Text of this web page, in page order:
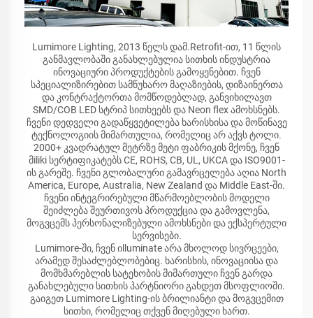
Lumimore Lighting, 2013 წელს დამ.Retrofit-ით, 11 წლის
განმავლობაში განახლებულია სითხის ინდუსტრია
ინოვაციური პროდუქტების გამოყენებით. ჩვენ
სპეციალიზირებით სამწუხარო მაღაზიების, დიზაინერთა
და კონტრაქტორთა მომწოდებლად, განვიხილავთ
SMD/COB LED სტრიპ სითხეებს და Neon flex ამოხსნებს.
ჩვენი დედველი გადაწყვეტილება ხარისხისა და მოწინავე
ტექნოლოგიის მიმართულია, რომელიც არ აქვს ტოლი.
2000+ კვადრატულ მეტრზე მეტი ფაბრიკის მქონე, ჩვენ
მiliki სერტიფიკატებს CE, ROHS, CB, UL, UKCA და ISO9001-
ის გარეშე. ჩვენი გლობალური გამავრცელება აღია North
America, Europe, Australia, New Zealand და Middle East-ში.
ჩვენი ინტეგრირებული მწარმოებლობის მოდელი
შეიძლება შეურთივოს პროდუქცია და გამოვლენა,
მოგვცემს პერსონალიზებული ამოხსნები და ექსპერტული
სერვისები.
Lumimore-ში, ჩვენ იlluminate არა მხოლოდ სივრცეები,
არამედ შესაძლებლობებიც. ხარისხის, ინოვაციისა და
მომხმარებლის სატეხობის მიმართული ჩვენ გარდა
განახლებული სითხის პარტნიორი გახდეთ მსოფლიოში.
გაიგეთ Lumimore Lighting-ის ბრილიანტი და მოგვცემით
სითხი, რომელიც თქვენ მიღებული ხართ.